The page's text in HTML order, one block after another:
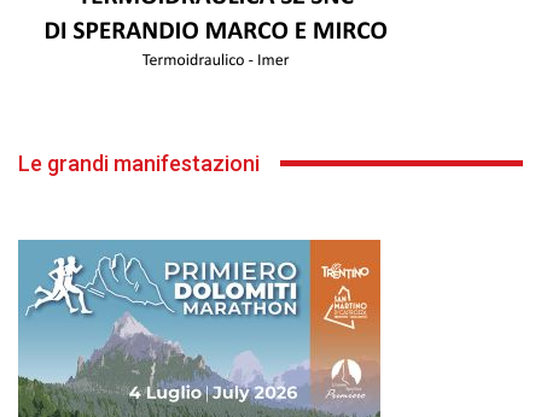
Le grandi manifestazioni